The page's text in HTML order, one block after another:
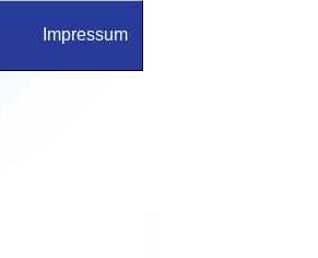
Impressum